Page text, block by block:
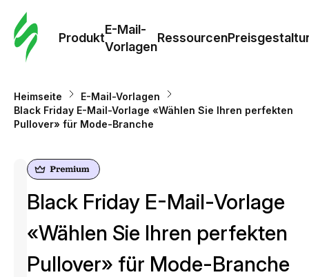
Produkt
E-Mail-
Vorlagen
Ressourcen
Heimseite
E-Mail-Vorlagen
Black Friday E-Mail-Vorlage «Wählen Sie Ihren perfekten
Pullover» für Mode-Branche
Black Friday E-Mail-Vorlage
«Wählen Sie Ihren perfekten
Pullover» für Mode-Branche